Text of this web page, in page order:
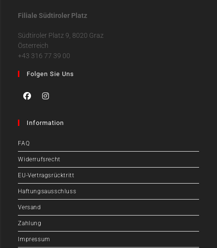
Filiale Südtiroler Platz
Südtiroler Platz 9, 8020 Graz
Österreich
+43 316 77 39 00
Folgen Sie Uns
Information
FAQ
Widerrufsrecht
EU-Vertragsrücktritt
Haftungsausschluss
Versand
Zahlung
Impressum